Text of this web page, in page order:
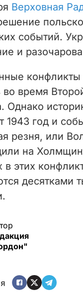
Верховная
событий.
и
во время
Однако
1943 год и
резня, или
на
в этих
десятками